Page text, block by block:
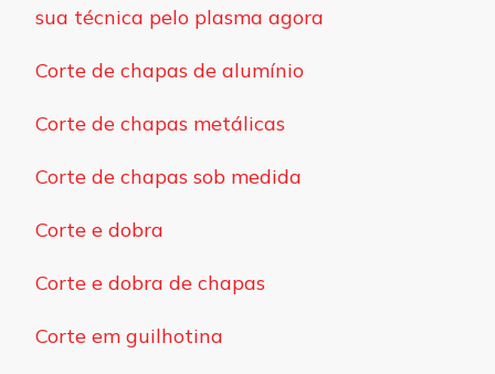
sua técnica pelo plasma agora
Corte de chapas de alumínio
Corte de chapas metálicas
Corte de chapas sob medida
Corte e dobra
Corte e dobra de chapas
Corte em guilhotina